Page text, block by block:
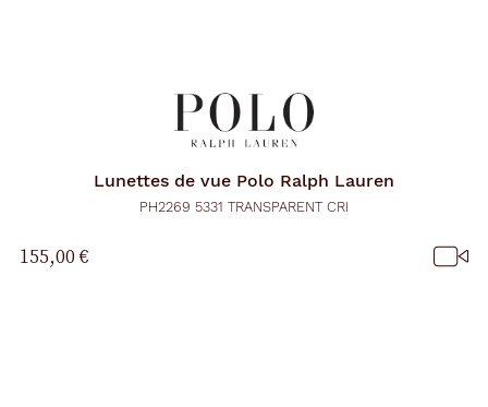
Lunettes de vue Polo Ralph Lauren
PH2269 5331 TRANSPARENT CRI
155,00 €